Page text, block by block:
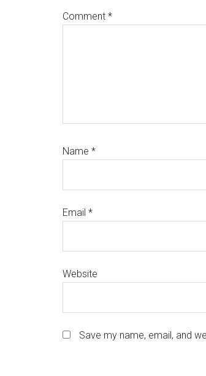
Comment *
Name *
Email *
Website
Save my name, email, and